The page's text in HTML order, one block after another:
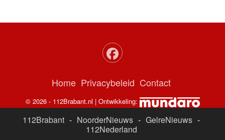
© 2026 - 112Brabant.nl | Ontwikkeling:
NoorderNieuws
ADS: Nieuwe Casino's Spinstar NL
bookmakers met ideal
online casino IDEAL-Beste sportweddenschappen -
transfermarkt.nl/wedden/